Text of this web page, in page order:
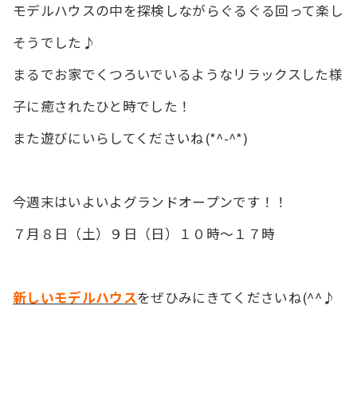
モデルハウスの中を探検しながらぐるぐる回って楽し
そうでした♪
まるでお家でくつろいでいるようなリラックスした様
子に癒されたひと時でした！
また遊びにいらしてくださいね(*^-^*)
今週末はいよいよグランドオープンです！！
７月８日（土）９日（日）１０時～１７時
新しいモデルハウスをぜひみにきてくださいね(^^♪